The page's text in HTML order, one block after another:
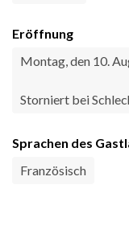
Eröffnung
Montag, den 10.
Storniert bei
Sprachen des
Französisch